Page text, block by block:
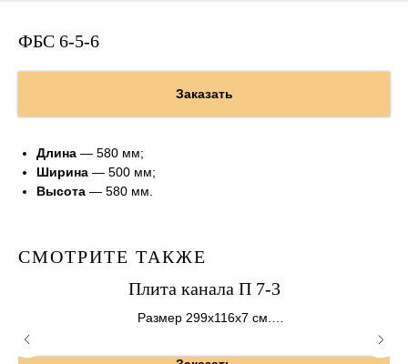
ФБС 6-5-6
Заказать
Длина — 580 мм;
Ширина — 500 мм;
Высота — 580 мм.
СМОТРИТЕ ТАКЖЕ
Плита канала П 7-3
Размер 299х116х7 см.